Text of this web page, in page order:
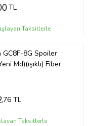
kargoda zarar
ulaştırılır. %100
TL
Taksitlerle
8G Spoiler
Md)(ışıklı) Fiber
,76 TL
Taksitlerle